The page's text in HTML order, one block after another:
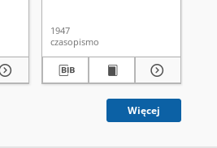
1947
czasopismo
Więcej